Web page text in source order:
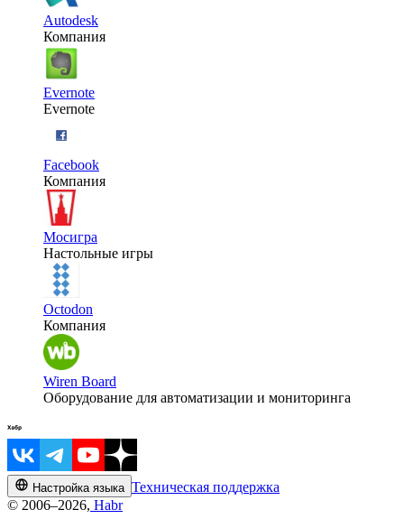
Autodesk
Компания
Evernote
Evernote
Facebook
Компания
Мосигра
Настольные игры
Octodon
Компания
Wiren Board
Оборудование для автоматизации и мониторинга
Настройка языка Техническая поддержка
© 2006–2026, Habr